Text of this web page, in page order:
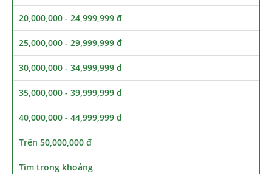
20,000,000 - 24,999,999 đ
25,000,000 - 29,999,999 đ
30,000,000 - 34,999,999 đ
35,000,000 - 39,999,999 đ
40,000,000 - 44,999,999 đ
Trên 50,000,000 đ
Tìm trong khoảng